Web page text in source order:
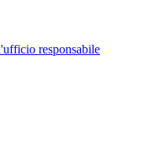
responsabile